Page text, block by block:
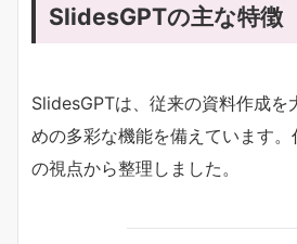
SlidesGPTの主な特徴
SlidesGPTは、従来の資料作成を
めの多彩な機能を備えています
の視点から整理しました。